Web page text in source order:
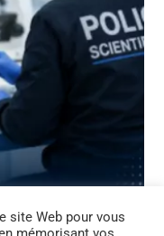
site Web pour vous